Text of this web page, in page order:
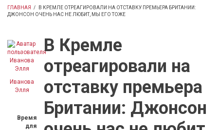
ГЛАВНАЯ /
В КРЕМЛЕ ОТРЕАГИРОВАЛИ НА ОТСТАВКУ ПРЕМЬЕРА БРИТАНИИ:
ДЖОНСОН ОЧЕНЬ НАС НЕ ЛЮБИТ, МЫ ЕГО ТОЖЕ
Иванова
Элля
Время
для
В Кремле
отреагировали на
отставку премьера
Британии: Джонсон